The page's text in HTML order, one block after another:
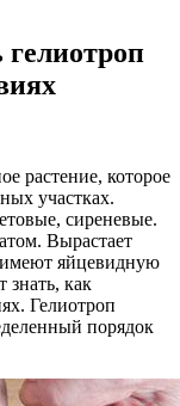
растение, которое
участках.
сиреневые.
Вырастает
имеют яйцевидную
как
Гелиотроп
порядок